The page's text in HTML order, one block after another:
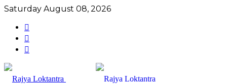
Saturday August 08, 2026